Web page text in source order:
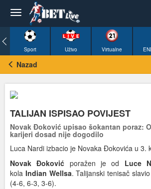
Sport Uživo Virtualne
Nazad
TALIJAN ISPISAO POVIJEST
Novak Đoković upisao šokantan poraz:
karijeri dosad nije dogodilo
Luca Nardi izbacio je Novaka Đokovića u 3.
Novak Đoković poražen je od Luce
kola Indian Wellsa. Talijanski tenisač
(4-6, 6-3, 3-6).